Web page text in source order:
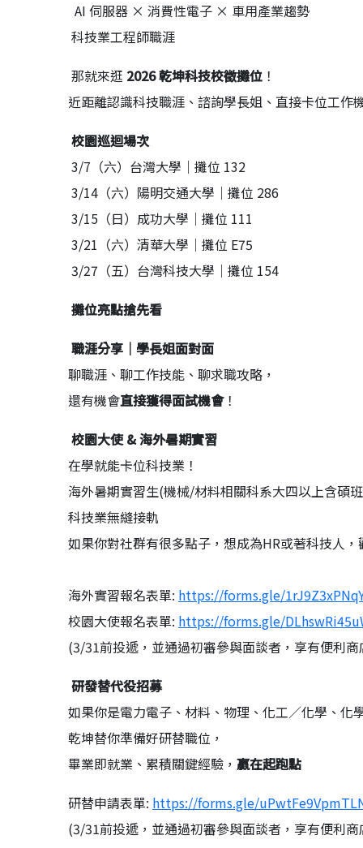
AI 伺服器 × 消費性電子 × 車用產業趨勢
科技業工程師職涯
那就來逛 2026乾坤科技校徵攤位 ！
近距離認識科技職涯、諮詢學長姐、直接卡位工作
校園巡迴場次
3/7（六）台灣大學｜攤位 132
3/14（六）陽明交通大學｜攤位 286
3/15（日）成功大學｜攤位 111
3/21（六）清華大學｜攤位 E75
3/27（五）台灣科技大學｜攤位 154
攤位亮點搶先看
職涯分享｜學長姐面對面
聊職涯、聊工作技能、聊求職攻略，
還有機會直接獲得面試機會！
校園大使 & 海外暑期實習
在學就能卡位科技業！
海外暑期實習生(機械/材料相關科系大四以上含碩
科技業無縫接軌
如果你對社群有很多點子，想成為HR或著科技人
海外實習報名表單: https://forms.gle/
校園大使報名表單: https://forms.gle/
(3/31前投遞，並通過初審參與面談者，享有便利
研發替代役招募
如果你是電力電子、材料、物理、化工／化學、化
乾坤替你準備好研替職位，
畢業即就業、累積關鍵經驗， 贏在起跑點
研替申請表單: https://forms.gle/
(3/31前投遞，並通過初審參與面談者，享有便利